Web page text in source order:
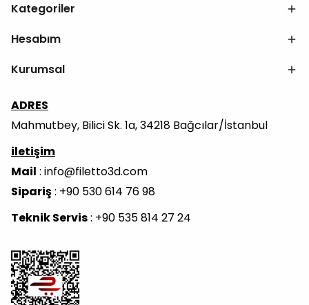
Kategoriler
Hesabım
Kurumsal
ADRES
Mahmutbey, Bilici Sk. 1a, 34218 Bağcılar/İstanbul
iletişim
Mail : info@filetto3d.com
Sipariş: +90 530 614 76 98
Teknik Servis: +90 535 814 27 24